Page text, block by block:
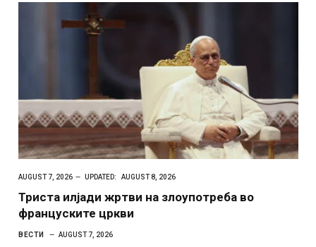
AUGUST 7, 2026 UPDATED: AUGUST 8, 2026
Триста илјади жртви на злоупотреба во
француските цркви
ВЕСТИ AUGUST 7, 2026